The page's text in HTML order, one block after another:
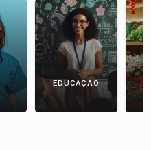
EDUCAÇÃO